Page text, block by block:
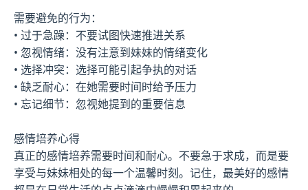
需要避免的行为：
• 过于急躁：不要试图快速推进关系
• 忽视情绪：没有注意到妹妹的情绪变化
• 选择冲突：选择可能引起争执的对话
• 缺乏耐心：在她需要时间时给予压力
• 忘记细节：忽视她提到的重要信息
感情培养心得
真正的感情培养需要时间和耐心。不要急于求成，而是要
享受与妹妹相处的每一个温馨时刻。记住，最美好的感情